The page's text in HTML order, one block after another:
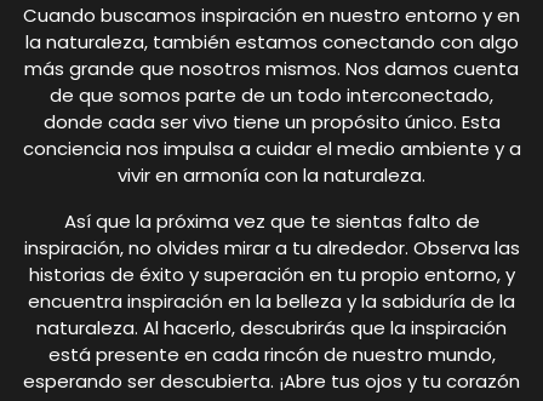
Cuando buscamos inspiración en nuestro entorno y en
la naturaleza, también estamos conectando con algo
más grande que nosotros mismos. Nos damos cuenta
de que somos parte de un todo interconectado,
donde cada ser vivo tiene un propósito único. Esta
conciencia nos impulsa a cuidar el medio ambiente y a
vivir en armonía con la naturaleza.
Así que la próxima vez que te sientas falto de
inspiración, no olvides mirar a tu alrededor. Observa las
historias de éxito y superación en tu propio entorno, y
encuentra inspiración en la belleza y la sabiduría de la
naturaleza. Al hacerlo, descubrirás que la inspiración
está presente en cada rincón de nuestro mundo,
esperando ser descubierta. ¡Abre tus ojos y tu corazón